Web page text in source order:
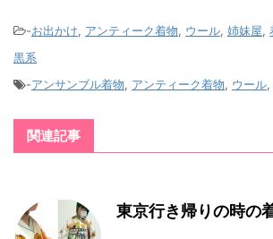
-お出かけ, アンティーク着物, ウール, 姉妹屋,
黒系
-アンサンブル着物, アンティーク着物, ウール,
関連記事
東京行き帰りの時の